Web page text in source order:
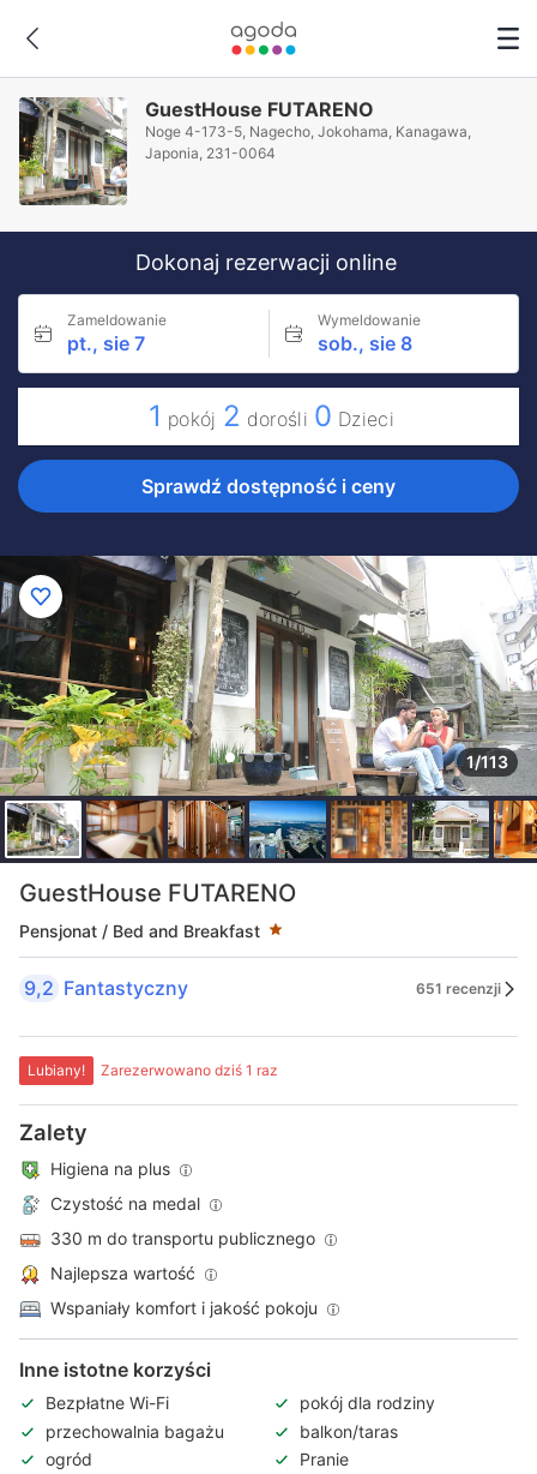
GuestHouse FUTARENO
Noge 4-173-5, Nagecho, Jokohama, Kanagawa,
Japonia, 231-0064
Dokonaj rezerwacji online
Zameldowanie
pt., sie 7
Wymeldowanie
sob., sie 8
1 pokój 2 dorośli 0 Dzieci
Sprawdź dostępność i ceny
1/113
GuestHouse FUTARENO
Pensjonat / Bed and Breakfast
Liczba gwiazdek: 1
9,2 Fantastyczny 651 recenzji
Lubiany! Zarezerwowano dziś 1 raz
Zalety
Higiena na plus
Czystość na medal
330 m do transportu publicznego
Najlepsza wartość
Wspaniały komfort i jakość pokoju
Inne istotne korzyści
Bezpłatne Wi-Fi
pokój dla rodziny
przechowalnia bagażu
balkon/taras
ogród
Pranie